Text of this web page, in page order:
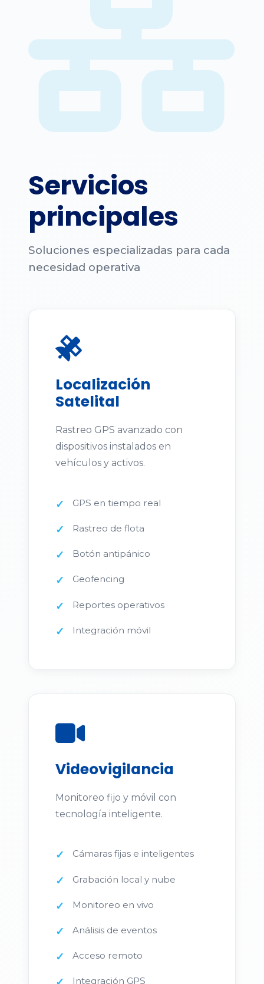
Servicios
principales
Soluciones especializadas para cada
necesidad operativa
Localización
Satelital
Rastreo GPS avanzado con
dispositivos instalados en
vehículos y activos.
GPS en tiempo real
Rastreo de flota
Botón antipánico
Geofencing
Reportes operativos
Integración móvil
Videovigilancia
Monitoreo fijo y móvil con
tecnología inteligente.
Cámaras fijas e inteligentes
Grabación local y nube
Monitoreo en vivo
Análisis de eventos
Acceso remoto
Integración GPS